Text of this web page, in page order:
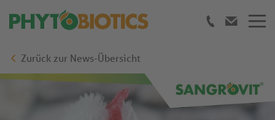
Zurück zur News-Übersicht